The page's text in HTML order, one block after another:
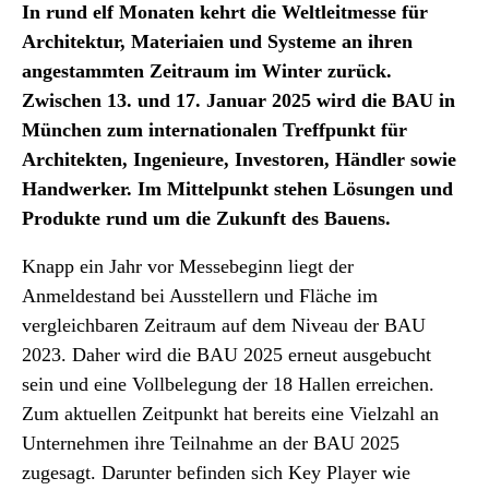
In rund elf Monaten kehrt die Weltleitmesse für
Architektur, Materiaien und Systeme an ihren
angestammten Zeitraum im Winter zurück.
Zwischen 13. und 17. Januar 2025 wird die BAU in
München zum internationalen Treffpunkt für
Architekten, Ingenieure, Investoren, Händler sowie
Handwerker. Im Mittelpunkt stehen Lösungen und
Produkte rund um die Zukunft des Bauens.
Knapp ein Jahr vor Messebeginn liegt der
Anmeldestand bei Ausstellern und Fläche im
vergleichbaren Zeitraum auf dem Niveau der BAU
2023. Daher wird die BAU 2025 erneut ausgebucht
sein und eine Vollbelegung der 18 Hallen erreichen.
Zum aktuellen Zeitpunkt hat bereits eine Vielzahl an
Unternehmen ihre Teilnahme an der BAU 2025
zugesagt. Darunter befinden sich Key Player wie